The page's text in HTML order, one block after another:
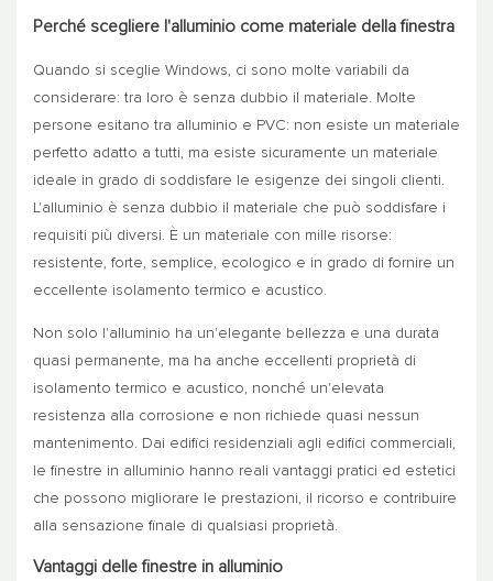
Perché scegliere l'alluminio come materiale della finestra
Quando si sceglie Windows, ci sono molte variabili da
considerare: tra loro è senza dubbio il materiale. Molte
persone esitano tra alluminio e PVC: non esiste un materiale
perfetto adatto a tutti, ma esiste sicuramente un materiale
ideale in grado di soddisfare le esigenze dei singoli clienti.
L'alluminio è senza dubbio il materiale che può soddisfare i
requisiti più diversi. È un materiale con mille risorse:
resistente, forte, semplice, ecologico e in grado di fornire un
eccellente isolamento termico e acustico.
Non solo l'alluminio ha un'elegante bellezza e una durata
quasi permanente, ma ha anche eccellenti proprietà di
isolamento termico e acustico, nonché un'elevata
resistenza alla corrosione e non richiede quasi nessun
mantenimento. Dai edifici residenziali agli edifici commerciali,
le finestre in alluminio hanno reali vantaggi pratici ed estetici
che possono migliorare le prestazioni, il ricorso e contribuire
alla sensazione finale di qualsiasi proprietà.
Vantaggi delle finestre in alluminio